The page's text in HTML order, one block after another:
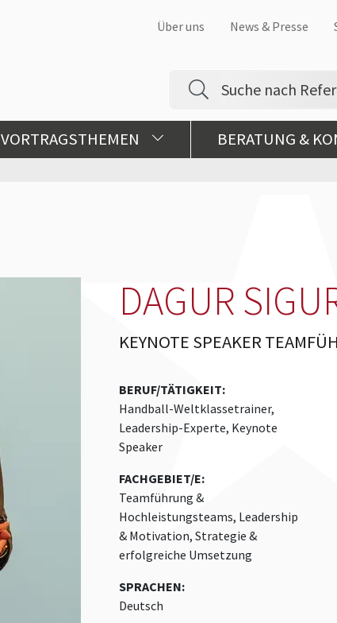
Über uns News & Presse
VORTRAGSTHEMEN BERATUNG &
DAGUR
KEYNOTE SPEAKER
BERUF/TÄTIGKEIT:
Handball-Weltklassetrainer,
Leadership-Experte, Keynote
Speaker
FACHGEBIET/E:
Teamführung &
Hochleistungsteams, Leadership
& Motivation, Strategie &
erfolgreiche Umsetzung
SPRACHEN:
Deutsch